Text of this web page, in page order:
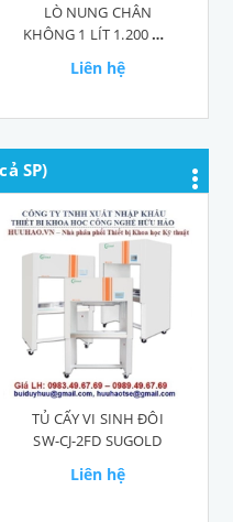
LÒ NUNG CHÂN
KHÔNG 1 LÍT 1.200 ĐỘ
Liên hệ
SP)
TỦ CẤY VI SINH ĐÔI
SW-CJ-2FD SUGOLD
Liên hệ